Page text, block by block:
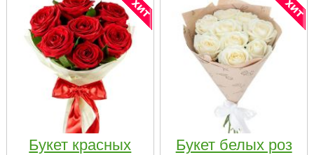
Букет красных
Букет белых роз